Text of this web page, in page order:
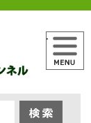
メニュー